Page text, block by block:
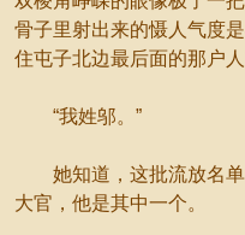
骨子里射出来的慑人气度
住屯子北边最后面的那户
“我姓邬。”
她知道，这批流放名单
大官，他是其中一个。